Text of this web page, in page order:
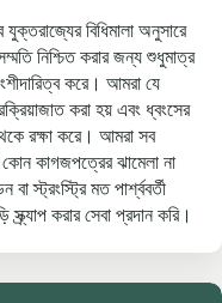
যুক্তরাজ্যের বিধিমালা অনুসারে
নিশ্চিত করার জন্য শুধুমাত্র
করে। আমরা যে
করা হয় এবং ধ্বংসের
রক্ষা করে। আমরা সব
কাগজপত্রের ঝামেলা না
স্ট্রংস্ট্রি মত পার্শ্ববর্তী
করার সেবা প্রদান করি।